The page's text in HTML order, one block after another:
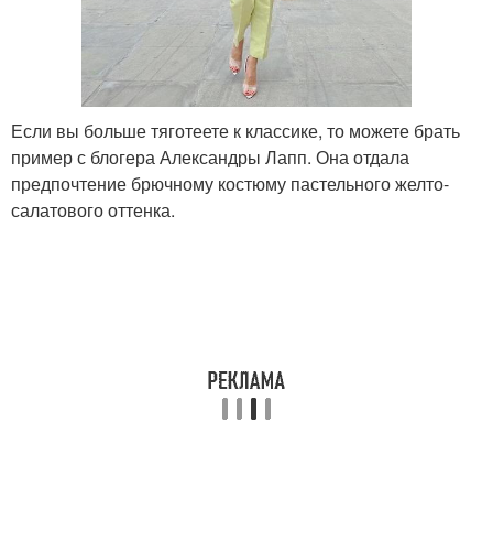
Если вы больше тяготеете к классике, то можете брать
пример с блогера Александры Лапп. Она отдала
предпочтение брючному костюму пастельного желто-
салатового оттенка.